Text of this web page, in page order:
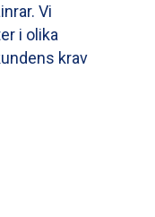
Vi
i olika
krav